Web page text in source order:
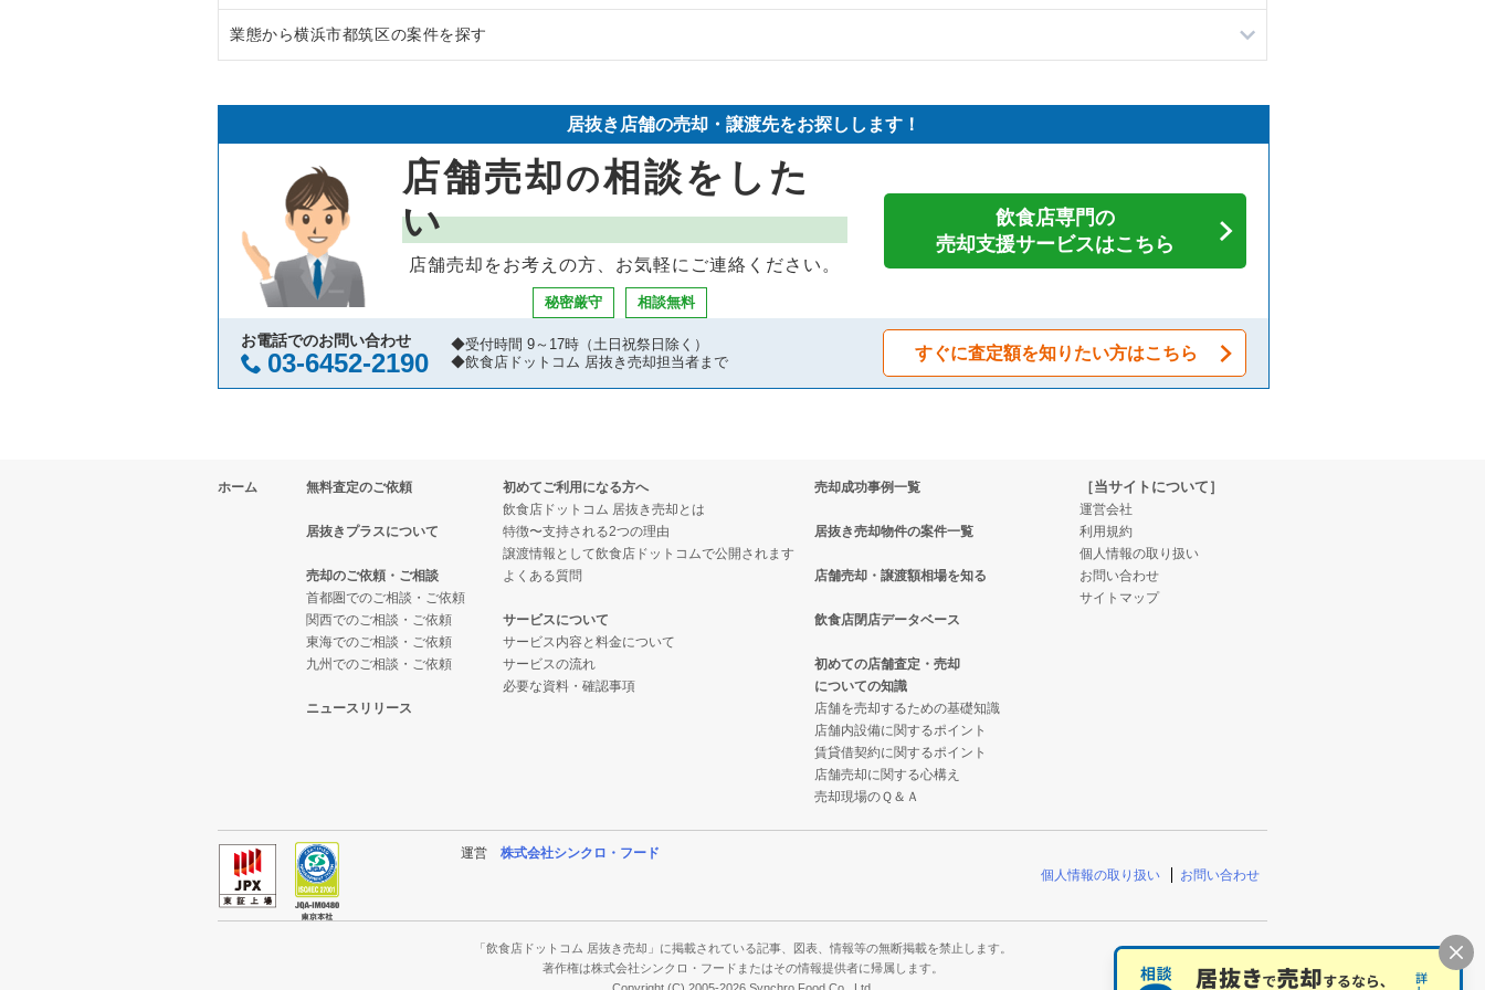
鎌倉市の飲食店の居抜き売却物件の案件一覧
川崎市高津区の飲食店の居抜き売却物件の案件一覧
横浜市鶴見区の飲食店の居抜き売却物件の案件一覧
川崎市中原区の飲食店の居抜き売却物件の案件一覧
横浜市中区の飲食店の居抜き売却物件の案件一覧
横浜市南区の飲食店の居抜き売却物件の案件一覧
横浜市港北区の飲食店の居抜き売却物件の案件一覧
横浜市都筑区の飲食店の居抜き売却物件の案件一覧
横浜市西区の飲食店の居抜き売却物件の案件一覧
川崎市宮前区の飲食店の居抜き売却物件の案件一覧
川崎市川崎区の飲食店の居抜き売却物件の案件一覧
横浜市金沢区の飲食店の居抜き売却物件の案件一覧
川崎市多摩区の飲食店の居抜き売却物件の案件一覧
中郡の飲食店の居抜き売却物件の案件一覧
三浦郡の飲食店の居抜き売却物件の案件一覧
神奈川県のラーメンの居抜き売却物件の案件一覧
神奈川県のイタリア料理の居抜き売却物件の案件一覧
神奈川県の中華の居抜き売却物件の案件一覧
神奈川県のそば・うどんの居抜き売却物件の案件一覧
神奈川県の寿司の居抜き売却物件の案件一覧
神奈川県の焼肉の居抜き売却物件の案件一覧
神奈川県の鉄板焼き・お好み焼の居抜き売却物件の案件一覧
神奈川県のカフェの居抜き売却物件の案件一覧
神奈川県のテイクアウトの居抜き売却物件の案件一覧
神奈川県のお弁当・惣菜・デリの居抜き売却物件の案件一覧
神奈川県のカラオケ・パブ・スナックの居抜き売却物件の案件一覧
神奈川県のバーの居抜き売却物件の案件一覧
神奈川県の和食の居抜き売却物件の案件一覧
神奈川県の洋食の居抜き売却物件の案件一覧
神奈川県のその他の居抜き売却物件の案件一覧
業態から横浜市都筑区の案件を探す
横浜市都筑区の中華の居抜き売却物件の案件一覧
横浜市都筑区のそば・うどんの居抜き売却物件の案件一覧
横浜市都筑区の焼肉の居抜き売却物件の案件一覧
横浜市都筑区の鉄板焼き・お好み焼の居抜き売却物件の案件一覧
横浜市都筑区のカフェの居抜き売却物件の案件一覧
横浜市都筑区のテイクアウトの居抜き売却物件の案件一覧
横浜市都筑区のバーの居抜き売却物件の案件一覧
横浜市都筑区の居酒屋・ダイニングバーの居抜き売却物件の案件一覧
横浜市都筑区の和食の居抜き売却物件の案件一覧
横浜市都筑区のその他の居抜き売却物件の案件一覧
居抜き店舗の売却・譲渡先をお探しします！
店舗売却の相談をした
い
店舗売却をお考えの方、お気軽にご連絡ください。
秘密厳守 相談無料
飲食店専門の
売却支援サービスはこちら
お電話でのお問い合わせ
03-6452-2190
◆受付時間 9～17時（土日祝祭日除く）
◆飲食店ドットコム 居抜き売却担当者まで
すぐに査定額を知りたい方はこちら
ホーム 無料査定のご依頼
居抜きプラスについて
売却のご依頼・ご相談
首都圏でのご相談・ご依頼
関西でのご相談・ご依頼
東海でのご相談・ご依頼
九州でのご相談・ご依頼
ニュースリリース
初めてご利用になる方へ
飲食店ドットコム 居抜き売却とは
特徴〜支持される2つの理由
譲渡情報として飲食店ドットコムで公開されます
よくある質問
サービスについて
サービス内容と料金について
サービスの流れ
必要な資料・確認事項
売却成功事例一覧
居抜き売却物件の案件一覧
店舗売却・譲渡額相場を知る
飲食店閉店データベース
初めての店舗査定・売却
についての知識
店舗を売却するための基礎知識
店舗内設備に関するポイント
賃貸借契約に関するポイント
店舗売却に関する心構え
売却現場のＱ＆Ａ
［当サイトについて］
運営会社
利用規約
個人情報の取り扱い
お問い合わせ
サイトマップ
運営 株式会社シンクロ・フード
個人情報の取り扱い
お問い合わせ
「飲食店ドットコム 居抜き売却」に掲載されている記事、図表、情報等の無断掲載を禁止します。
著作権は株式会社シンクロ・フードまたはその情報提供者に帰属します。